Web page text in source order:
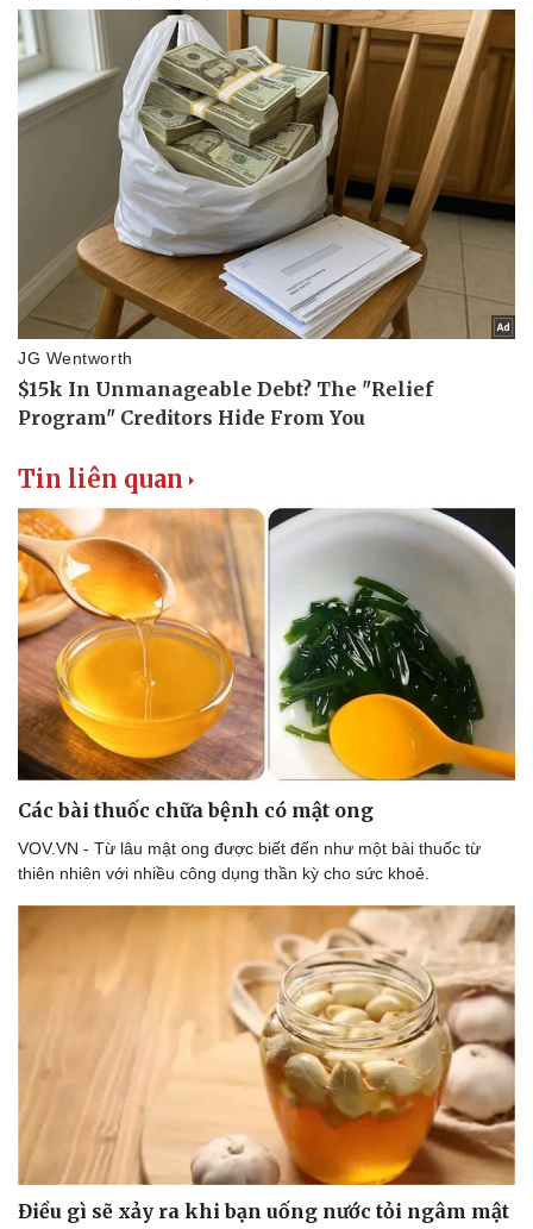
Văn hóa
Sân khấu - Điện ảnh
Văn học
Di sản
Giải trí
Nghệ sĩ
Tư vấn
Săn Tour
check-in
Podcast
Câu chuyện thời sự
Đọc truyện đêm khuya
Cửa sổ tình yêu
Tin liên quan
Các bài thuốc chữa bệnh có mật ong
VOV.VN - Từ lâu mật ong được biết đến như một bài thuốc từ
thiên nhiên với nhiều công dụng thần kỳ cho sức khoẻ.
Điều gì sẽ xảy ra khi bạn uống nước tỏi ngâm mật